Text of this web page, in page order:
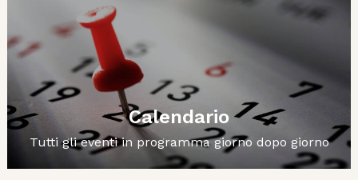
Calendario
Tutti gli eventi in programma giorno dopo giorno